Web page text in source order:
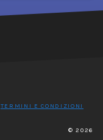
TERMINI E CONDIZIONI
© 2026